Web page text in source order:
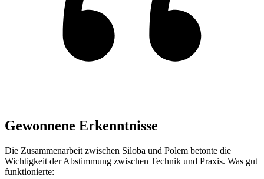
Gewonnene Erkenntnisse
Die Zusammenarbeit zwischen Siloba und Polem betonte die
Wichtigkeit der Abstimmung zwischen Technik und Praxis. Was gut
funktionierte: